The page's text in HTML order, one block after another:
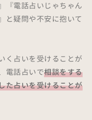
『電話占いじゃちゃん
と疑問や不安に抱いて
く占いを受けることが
電話占いで相談をする
た占いを受けることが